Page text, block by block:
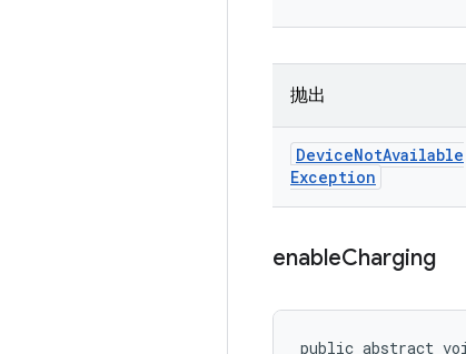
抛出
DeviceNotAvailable
Exception
enableCharging
public abstract